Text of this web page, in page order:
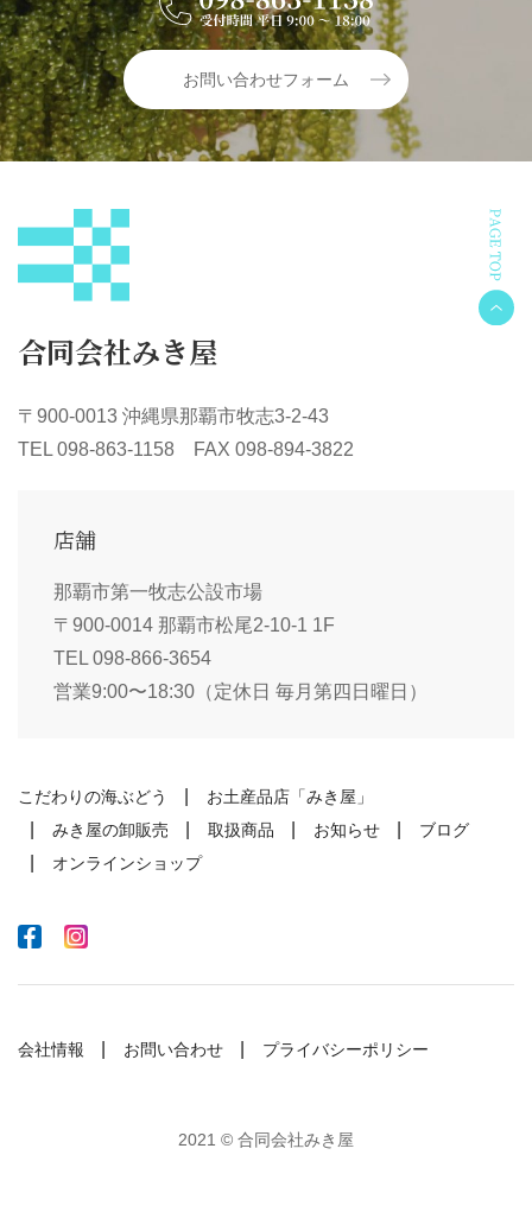
お問い合わせフォーム
合同会社みき屋
〒900-0013 沖縄県那覇市牧志3-2-43
TEL 098-863-1158 FAX 098-894-3822
店舗
那覇市第一牧志公設市場
〒900-0014 那覇市松尾2-10-1 1F
TEL 098-866-3654
営業9:00〜18:30（定休日 毎月第四日曜日）
こだわりの海ぶどう
お土産品店「みき屋」
みき屋の卸販売
取扱商品 お知らせ
ブログ
オンラインショップ
会社情報 お問い合わせ プライバシーポリシー
2021 © 合同会社みき屋